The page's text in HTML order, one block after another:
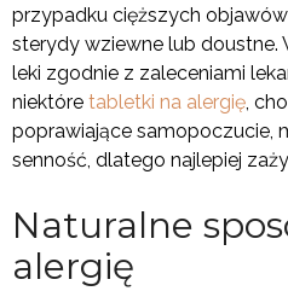
przypadku cięższych
sterydy wziewne lub doustne.
leki zgodnie z zaleceniami
niektóre tabletki na alergię,
poprawiające samopoczucie,
senność, dlatego najlepiej
Naturalne
alergię